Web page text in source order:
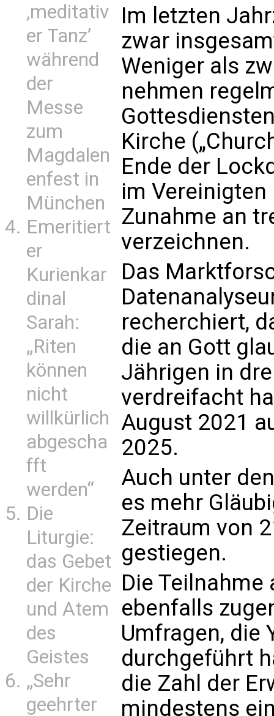
‚meditativ
er Tanz’
während
der
Messe
zum
Magdalen
enfest in
München
Emeritiert
er
Kurienkar
dinal
Sarah:
„Riten
können
nicht
willkürlich
abgescha
fft
werden“
Die
Liturgie:
das Gebet
der Kirche
und Atem
des
Geistes
„Sehr
geehrter
Im letzten
zwar
Weniger als
nehmen
Kirche
Ende der
im
Zunahme an
verzeichnen.
Das
recherchiert,
die an Gott
Jährigen in
verdreifacht
August 2021
2025.
Auch unter
es mehr
Zeitraum von
gestiegen.
Die
ebenfalls
Umfragen, die
durchgeführt
die Zahl der
mindestens